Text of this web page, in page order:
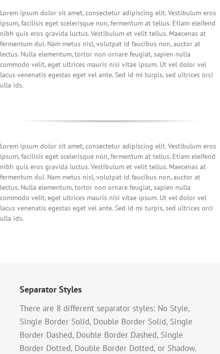
Lorem ipsum dolor sit amet, consectetur adipiscing elit. Vestibulum eros
ipsum, facilisis eget scelerisque non, fermentum at tellus. Etiam eleifend
nibh quis eros gravida luctus. Vestibulum et velit tellus. Maecenas at
fermentum dui. Nam metus nisl, volutpat id faucibus non, auctor at
lectus. Nulla elementum, tortor non ornare feugiat, sapien nulla
commodo velit, eget ultrices mauris nisi vitae ipsum. Ut vel dolor vel
lacus venenatis egestas eget vel ante. Sed id mi turpis, sed ultrices orci
ulla ids.
Lorem ipsum dolor sit amet, consectetur adipiscing elit. Vestibulum eros
ipsum, facilisis eget scelerisque non, fermentum at tellus. Etiam eleifend
nibh quis eros gravida luctus. Vestibulum et velit tellus. Maecenas at
fermentum dui. Nam metus nisl, volutpat id faucibus non, auctor at
lectus. Nulla elementum, tortor non ornare feugiat, sapien nulla
commodo velit, eget ultrices mauris nisi vitae ipsum. Ut vel dolor vel
lacus venenatis egestas eget vel ante. Sed id mi turpis, sed ultrices orci
ulla ids.
Separator Styles
There are 8 different separator styles: No Style,
Single Border Solid, Double Border Solid, Single
Border Dashed, Double Border Dashed, Single
Border Dotted, Double Border Dotted, or Shadow.